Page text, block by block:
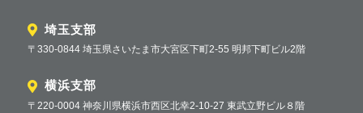
埼玉支部
〒330-0844 埼玉県さいたま市大宮区下町2-55 明邦下町ビル2階
横浜支部
〒220-0004 神奈川県横浜市西区北幸2-10-27 東武立野ビル８階